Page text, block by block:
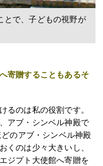
とで、子どもの視野が
贈することもあるそ
のは私の役割です。
アブ・シンベル神殿で
のアブ・シンベル神殿
くのは少々大きいし、
ジプト大使館へ寄贈を